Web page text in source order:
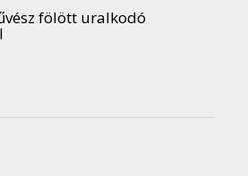
fölött uralkodó